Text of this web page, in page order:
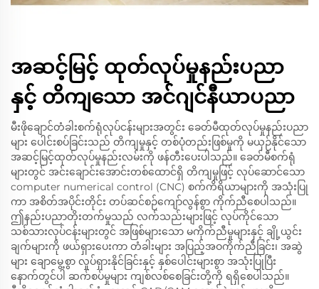
အဆင့်မြင့် ထုတ်လုပ်မှုနည်းပညာ
နှင့် တိကျသော အင်ဂျင်နီယာပညာ
မီးဖိုချောင်တံခါးစက်ရုံလုပ်ငန်းများအတွင်း ခေတ်မီထုတ်လုပ်မှုနည်းပညာ
များ ပေါင်းစပ်ခြင်းသည် တိကျမှုနှင့် တစ်ပုံတည်းဖြစ်မှုကို မယှဉ်နိုင်သော
အဆင့်မြင့်ထုတ်လုပ်မှုနည်းလမ်းကို ဖန်တီးပေးပါသည်။ ခေတ်မီစက်ရုံ
များတွင် အင်းချောင်းအောင်းတစ်ထောင်ရှိ တိကျမှုဖြင့် လုပ်ဆောင်သော
computer numerical control (CNC) စက်ကိရိယာများကို အသုံးပြု
ကာ အစိတ်အပိုင်းတိုင်း တပ်ဆင်စဉ်ကျော်လွန်စွာ ကိုက်ညီစေပါသည်။
ဤနည်းပညာတိုးတက်မှုသည် လက်သည်းများဖြင့် လုပ်ကိုင်သော
သစ်သားလုပ်ငန်းများတွင် အဖြစ်များသော မကိုက်ညီမှုများနှင့် ချို့ယွင်း
ချက်များကို ဖယ်ရှားပေးကာ တံခါးများ အပြည့်အဝကိုက်ညီခြင်း၊ အဆွဲ
များ ချောမွေ့စွာ လှုပ်ရှားနိုင်ခြင်းနှင့် နှစ်ပေါင်းများစွာ အသုံးပြုပြီး
နောက်တွင်ပါ ဆက်စပ်မှုများ ကျစ်လစ်စေခြင်းတို့ကို ရရှိစေပါသည်။